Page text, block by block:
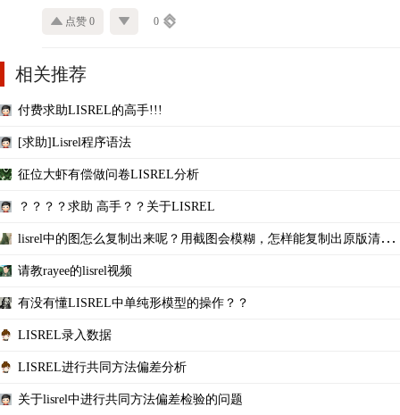
点赞 0 0
相关推荐
付费求助LISREL的高手!!!
[求助]Lisrel程序语法
征位大虾有偿做问卷LISREL分析
？？？？求助 高手？？关于LISREL
lisrel中的图怎么复制出来呢？用截图会模糊，怎样能复制出原版清晰
请教rayee的lisrel视频
有没有懂LISREL中单纯形模型的操作？？
LISREL录入数据
LISREL进行共同方法偏差分析
关于lisrel中进行共同方法偏差检验的问题